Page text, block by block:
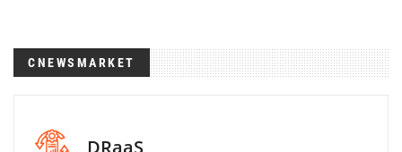
CNEWSMARKET
DRaaS